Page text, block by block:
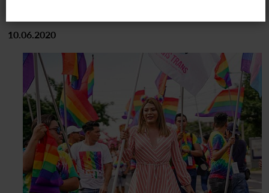
10.06.2020